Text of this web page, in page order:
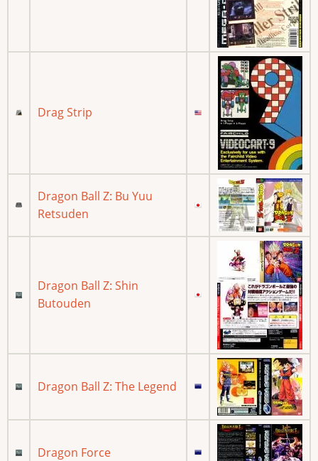
Drag Strip
Dragon Ball Z: Bu Yuu
Retsuden
Dragon Ball Z: Shin
Butouden
Dragon Ball Z: The Legend
Dragon Force